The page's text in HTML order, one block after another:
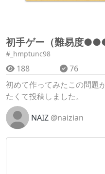
初手ゲー（難易度
#_hmptunc98
188 76
初めて作ってみたこの問題
たくて投稿しました。
NAIZ @naizian